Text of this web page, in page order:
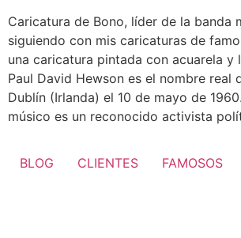
Caricatura de Bono, líder de la banda
siguiendo con mis caricaturas de
una caricatura pintada con acuarela y
Paul David Hewson es el nombre real
Dublín (Irlanda) el 10 de mayo de
músico es un reconocido activista
BLOG CLIENTES FAMOSOS